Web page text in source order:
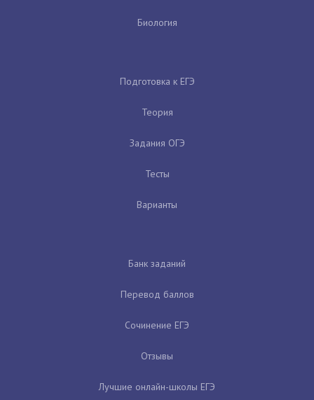
Биология
Подготовка к ЕГЭ
Теория
Задания ОГЭ
Тесты
Варианты
Банк заданий
Перевод баллов
Сочинение ЕГЭ
Отзывы
Лучшие онлайн-школы ЕГЭ